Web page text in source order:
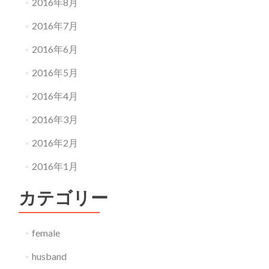
2016年7月
2016年6月
2016年5月
2016年4月
2016年3月
2016年2月
2016年1月
カテゴリー
female
husband